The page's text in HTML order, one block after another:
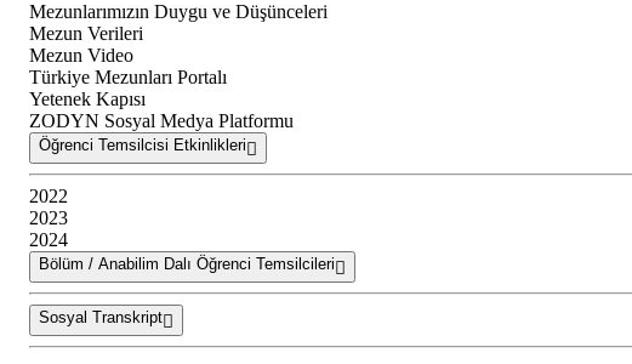
Mezunlarımızın Duygu ve Düşünceleri
Mezun Verileri
Mezun Video
Türkiye Mezunları Portalı
Yetenek Kapısı
ZODYN Sosyal Medya Platformu
Öğrenci Temsilcisi Etkinlikleri
2022
2023
2024
Bölüm / Anabilim Dalı Öğrenci Temsilcileri
Sosyal Transkript